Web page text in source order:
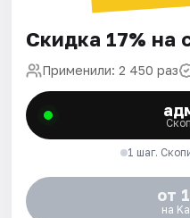
Скидка 17% на
Применили: 2 450 раз
1 шаг.
от
на